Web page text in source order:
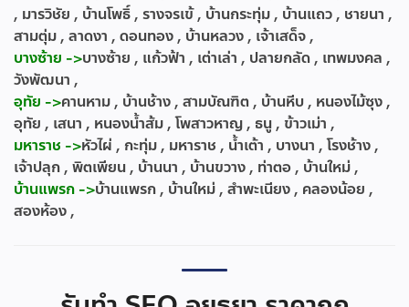
, มารวิชัย , บ้านโพธิ์ , รางจรเข้ , บ้านกระทุ่ม , บ้านแถว , ชายนา ,
สามตุ่ม , ลาดงา , ดอนทอง , บ้านหลวง , เจ้าเสด็จ ,
บางซ้าย ->บางซ้าย , แก้วฟ้า , เต่าเล่า , ปลายกลัด , เทพมงคล ,
วังพัฒนา ,
อุทัย ->คานหาม , บ้านช้าง , สามบัณฑิต , บ้านหีบ , หนองไม้ซุง ,
อุทัย , เสนา , หนองน้ำส้ม , โพสาวหาญ , ธนู , ข้าวเม่า ,
มหาราช ->หัวไผ่ , กะทุ่ม , มหาราช , น้ำเต้า , บางนา , โรงช้าง ,
เจ้าปลุก , พิตเพียน , บ้านนา , บ้านขวาง , ท่าตอ , บ้านใหม่ ,
บ้านแพรก ->บ้านแพรก , บ้านใหม่ , สำพะเนียง , คลองน้อย ,
สองห้อง ,